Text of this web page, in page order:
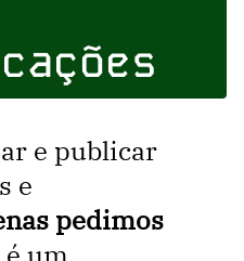
e publicar
e
pedimos